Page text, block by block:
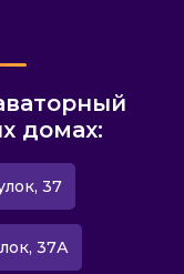
домах:
37
37А